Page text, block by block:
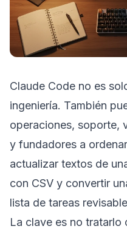
Claude Code no es
ingeniería. También
operaciones, soporte,
y fundadores a
actualizar textos de
con CSV y convertir
lista de tareas
La clave es no